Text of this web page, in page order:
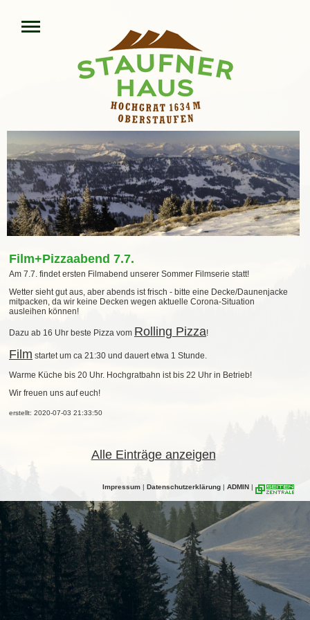
Film+Pizzaabend 7.7.
Am 7.7. findet ersten Filmabend unserer Sommer Filmserie statt!
Wetter sieht gut aus, aber abends ist frisch - bitte eine Decke/Daunenjacke
mitpacken, da wir keine Decken wegen aktuelle Corona-Situation
ausleihen können!
Dazu ab 16 Uhr beste Pizza vom Rolling Pizza!
Film startet um ca 21:30 und dauert etwa 1 Stunde.
Warme Küche bis 20 Uhr. Hochgratbahn ist bis 22 Uhr in Betrieb!
Wir freuen uns auf euch!
erstellt: 2020-07-03 21:33:50
Alle Einträge anzeigen
Impressum | Datenschutzerklärung | ADMIN |